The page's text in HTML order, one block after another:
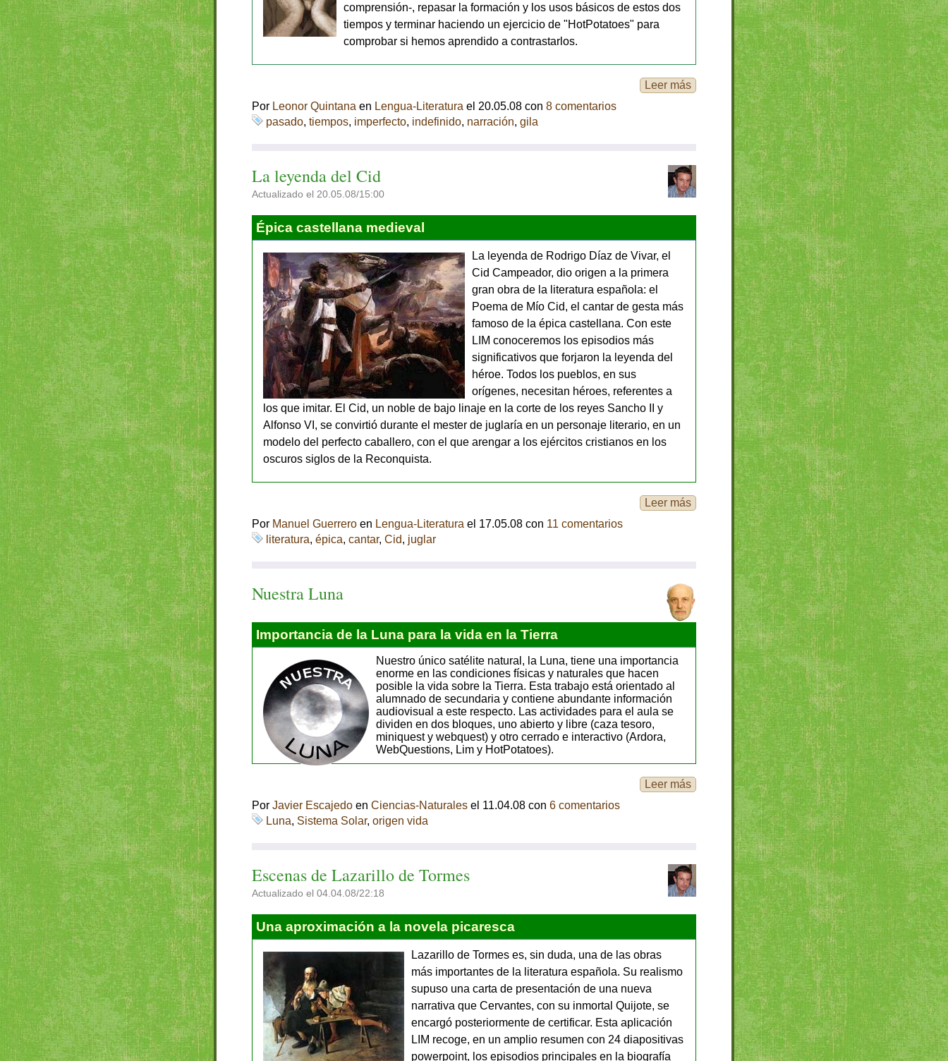
comprensión-, repasar la formación y los usos básicos de estos dos
tiempos y terminar haciendo un ejercicio de "HotPotatoes" para
comprobar si hemos aprendido a contrastarlos.
Leer más
Por Leonor Quintana en Lengua-Literatura el 20.05.08 con 8 comentarios
pasado, tiempos, imperfecto, indefinido, narración, gila
La leyenda del Cid
Actualizado el 20.05.08/15:00
Épica castellana medieval
La leyenda de Rodrigo Díaz de Vivar, el
Cid Campeador, dio origen a la primera
gran obra de la literatura española: el
Poema de Mío Cid, el cantar de gesta más
famoso de la épica castellana. Con este
LIM conoceremos los episodios más
significativos que forjaron la leyenda del
héroe. Todos los pueblos, en sus
orígenes, necesitan héroes, referentes a
los que imitar. El Cid, un noble de bajo linaje en la corte de los reyes Sancho II y
Alfonso VI, se convirtió durante el mester de juglaría en un personaje literario, en un
modelo del perfecto caballero, con el que arengar a los ejércitos cristianos en los
oscuros siglos de la Reconquista.
Leer más
Por Manuel Guerrero en Lengua-Literatura el 17.05.08 con 11 comentarios
literatura, épica, cantar, Cid, juglar
Nuestra Luna
Importancia de la Luna para la vida en la Tierra
Nuestro único satélite natural, la Luna, tiene una importancia
enorme en las condiciones físicas y naturales que hacen
posible la vida sobre la Tierra. Esta trabajo está orientado al
alumnado de secundaria y contiene abundante información
audiovisual a este respecto. Las actividades para el aula se
dividen en dos bloques, uno abierto y libre (caza tesoro,
miniquest y webquest) y otro cerrado e interactivo (Ardora,
WebQuestions, Lim y HotPotatoes).
Leer más
Por Javier Escajedo en Ciencias-Naturales el 11.04.08 con 6 comentarios
Luna, Sistema Solar, origen vida
Escenas de Lazarillo de Tormes
Actualizado el 04.04.08/22:18
Una aproximación a la novela picaresca
Lazarillo de Tormes es, sin duda, una de las obras
más importantes de la literatura española. Su realismo
supuso una carta de presentación de una nueva
narrativa que Cervantes, con su inmortal Quijote, se
encargó posteriormente de certificar. Esta aplicación
LIM recoge, en un amplio resumen con 24 diapositivas
powerpoint, los episodios principales en la biografía